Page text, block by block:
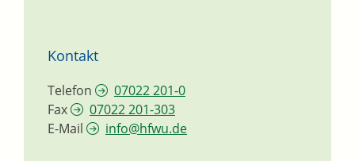
Kontakt
Telefon
07022 201-0
Fax
07022 201-303
E-Mail
info@hfwu.de